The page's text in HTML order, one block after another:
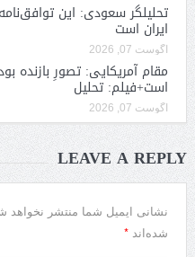
تحلیلگر سعودی: این
ایران است
آگوست 07, 2026
مقام آمریکایی: تصورِ بازنده
است+فیلم: تحلیل
آگوست 07, 2026
LEAVE A REPLY
نشانی ایمیل شما منتشر نخواهد
شده‌اند *